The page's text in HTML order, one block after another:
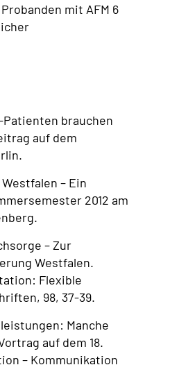
mit AFM 6
Patienten brauchen
auf dem
– Ein
2012 am
– Zur
Westfalen.
Flexible
98, 37-39.
Manche
auf dem 18.
– Kommunikation